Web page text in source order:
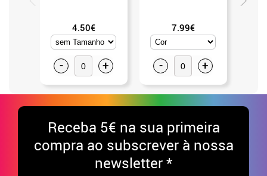
4.50€
- +
7.99€
- +
Receba 5€ na sua primeira
compra ao subscrever à nossa
newsletter *